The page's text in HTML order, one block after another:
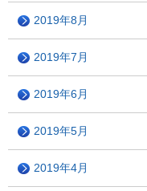
2019年8月
2019年7月
2019年6月
2019年5月
2019年4月